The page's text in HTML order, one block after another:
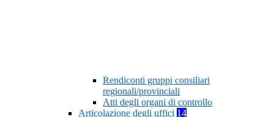
Rendiconti gruppi consiliari
regionali/provinciali
Atti degli organi di controllo
Articolazione degli uffici 14